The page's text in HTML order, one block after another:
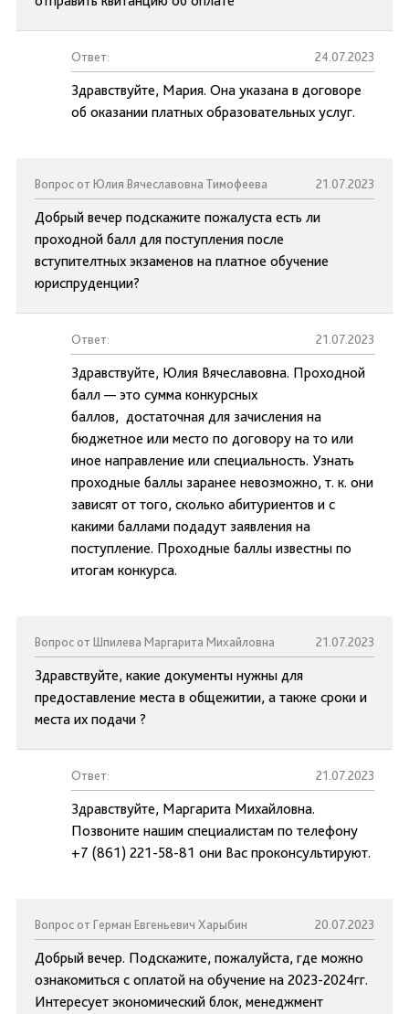
Ответ: 24.07.2023
Здравствуйте, Мария. Она указана в договоре
об оказании платных образовательных услуг.
Вопрос от Юлия Вячеславовна Тимофеева 21.07.2023
Добрый вечер подскажите пожалуста есть ли
проходной балл для поступления после
вступителтных экзаменов на платное обучение
юриспруденции?
Ответ: 21.07.2023
Здравствуйте, Юлия Вячеславовна. Проходной
балл — это сумма конкурсных
баллов, достаточная для зачисления на
бюджетное или место по договору на то или
иное направление или специальность. Узнать
проходные баллы заранее невозможно, т. к. они
зависят от того, сколько абитуриентов и с
какими баллами подадут заявления на
поступление. Проходные баллы известны по
итогам конкурса.
Вопрос от Шпилева Маргарита Михайловна 21.07.2023
Здравствуйте, какие документы нужны для
предоставление места в общежитии, а также сроки и
места их подачи ?
Ответ: 21.07.2023
Здравствуйте, Маргарита Михайловна.
Позвоните нашим специалистам по телефону
+7 (861) 221-58-81 они Вас проконсультируют.
Вопрос от Герман Евгеньевич Харыбин 20.07.2023
Добрый вечер. Подскажите, пожалуйста, где можно
ознакомиться с оплатой на обучение на 2023-2024гг.
Интересует экономический блок, менеджмент